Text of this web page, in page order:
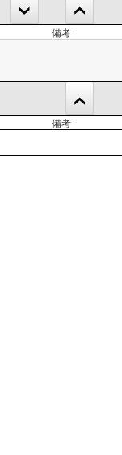
備考
備考